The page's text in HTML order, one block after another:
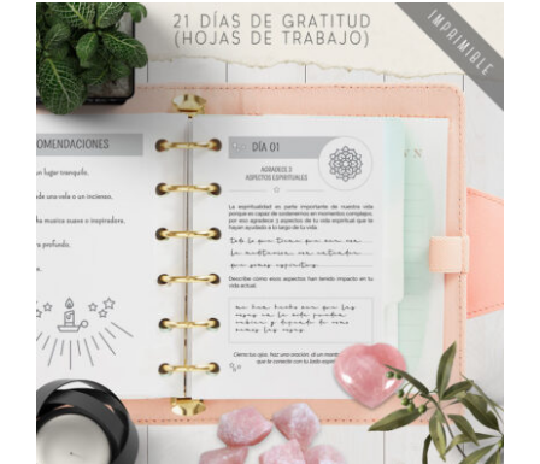
PRODUCTOS
ARTÍCULOS
ACERCA
CONTACTO
Carrito